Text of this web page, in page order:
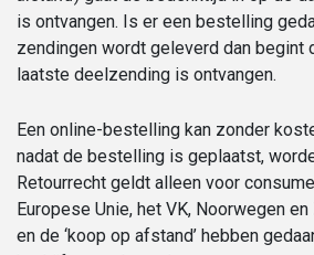
is ontvangen. Is er een bestelling
zendingen wordt geleverd dan begint
laatste deelzending is ontvangen.
Een online-bestelling kan zonder
nadat de bestelling is geplaatst,
Retourrecht geldt alleen voor
Europese Unie, het VK, Noorwegen
en de ‘koop op afstand’ hebben